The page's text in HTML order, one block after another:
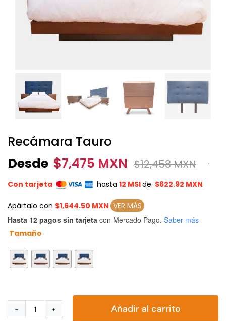
Recámara Tauro
Desde $7,475 MXN $12,458 MXN
Con tarjeta hasta 12 MSIde: $622.92 MXN
Apártalo con $1,644.50 MXN VER MÁS
Hasta 12 pagos sin tarjeta con Mercado Pago. Saber más
Tamaño
Recámara
Añadir al carrito